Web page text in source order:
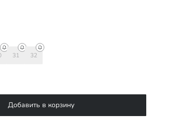
31 32
Добавить в корзину